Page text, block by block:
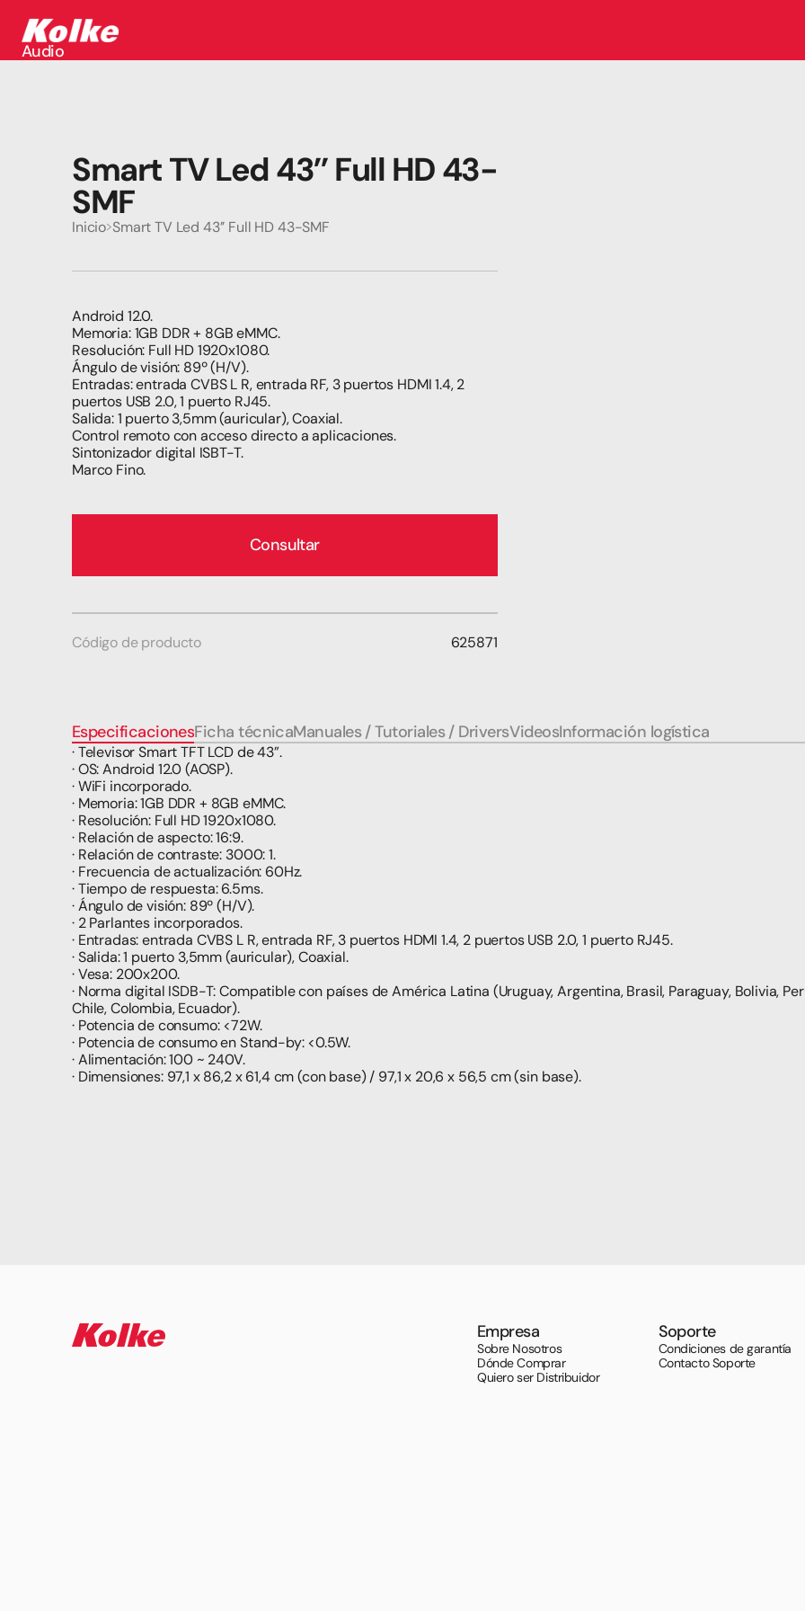
Audio
Seguridad
Perifericos
Televisores
Tabletas
Smart TV Led 43’’ Full HD 43-
SMF
Inicio Smart TV Led 43’’ Full HD 43-SMF
Android 12.0.
Memoria: 1GB DDR + 8GB eMMC.
Resolución: Full HD 1920x1080.
Ángulo de visión: 89º (H/V).
Entradas: entrada CVBS L R, entrada RF, 3 puertos HDMI 1.4, 2
puertos USB 2.0, 1 puerto RJ45.
Salida: 1 puerto 3,5mm (auricular), Coaxial.
Control remoto con acceso directo a aplicaciones.
Sintonizador digital ISBT-T.
Marco Fino.
Consultar
Código de producto 625871
EspecificacionesFicha técnicaManuales / Tutoriales / DriversVideosInformación logística
· Televisor Smart TFT LCD de 43”.
· OS: Android 12.0 (AOSP).
· WiFi incorporado.
· Memoria: 1GB DDR + 8GB eMMC.
· Resolución: Full HD 1920x1080.
· Relación de aspecto: 16:9.
· Relación de contraste: 3000: 1.
· Frecuencia de actualización: 60Hz.
· Tiempo de respuesta: 6.5ms.
· Ángulo de visión: 89º (H/V).
· 2 Parlantes incorporados.
· Entradas: entrada CVBS L R, entrada RF, 3 puertos HDMI 1.4, 2 puertos USB 2.0, 1 puerto RJ45.
· Salida: 1 puerto 3,5mm (auricular), Coaxial.
· Vesa: 200x200.
· Norma digital ISDB-T: Compatible con países de América Latina (Uruguay, Argentina, Brasil, Paraguay, Bolivia,
Chile, Colombia, Ecuador).
· Potencia de consumo: <72W.
· Potencia de consumo en Stand-by: <0.5W.
· Alimentación: 100 ~ 240V.
· Dimensiones: 97,1 x 86,2 x 61,4 cm (con base) / 97,1 x 20,6 x 56,5 cm (sin base).
Empresa
Sobre Nosotros
Dónde Comprar
Quiero ser Distribuidor
Soporte
Condiciones de garantía
Contacto Soporte